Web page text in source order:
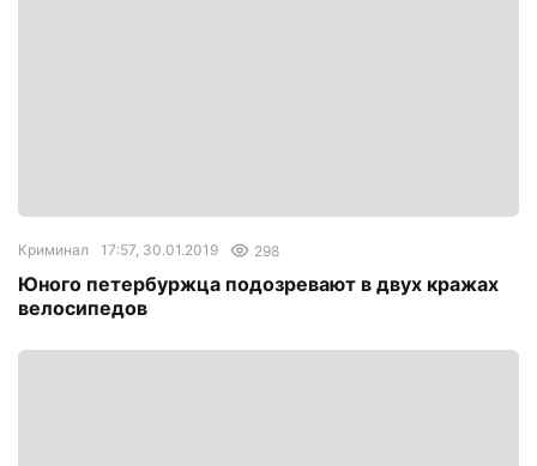
Криминал 17:57, 30.01.2019 298
Юного петербуржца подозревают в двух кражах
велосипедов